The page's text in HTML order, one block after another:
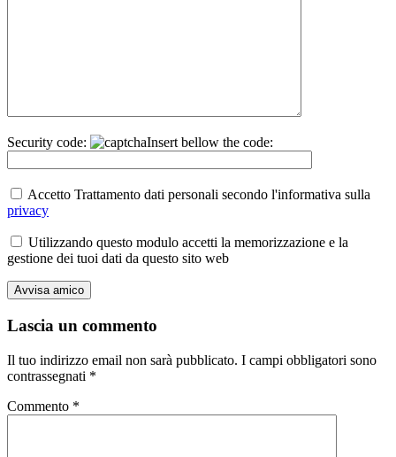
Security code: Insert bellow the code:
Accetto Trattamento dati personali secondo l'informativa sulla
privacy
Utilizzando questo modulo accetti la memorizzazione e la
gestione dei tuoi dati da questo sito web
Lascia un commento
Il tuo indirizzo email non sarà pubblicato. I campi obbligatori sono
contrassegnati *
Commento *